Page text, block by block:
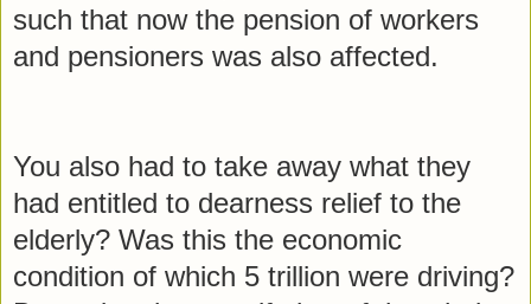
such that now the pension of workers
and pensioners was also affected.
You also had to take away what they
had entitled to dearness relief to the
elderly? Was this the economic
condition of which 5 trillion were driving?